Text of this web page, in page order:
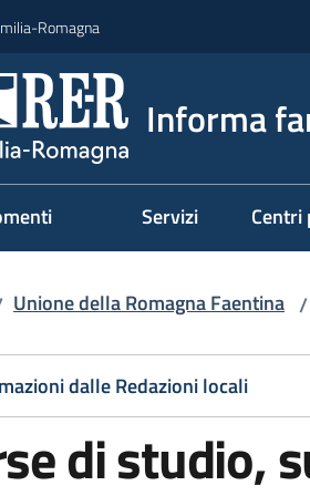
Romagna
Informa
Servizi Centri
Unione della Romagna Faentina /
dalle Redazioni locali
di studio,